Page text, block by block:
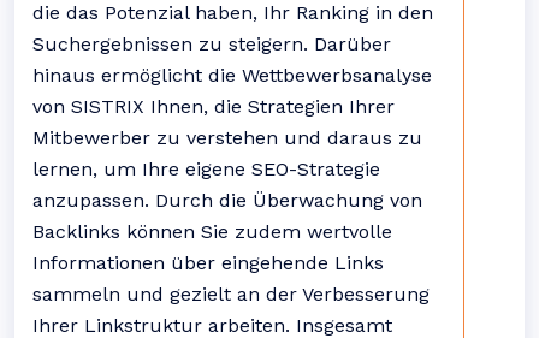
die das Potenzial haben, Ihr Ranking in den
Suchergebnissen zu steigern. Darüber
hinaus ermöglicht die Wettbewerbsanalyse
von SISTRIX Ihnen, die Strategien Ihrer
Mitbewerber zu verstehen und daraus zu
lernen, um Ihre eigene SEO-Strategie
anzupassen. Durch die Überwachung von
Backlinks können Sie zudem wertvolle
Informationen über eingehende Links
sammeln und gezielt an der Verbesserung
Ihrer Linkstruktur arbeiten. Insgesamt